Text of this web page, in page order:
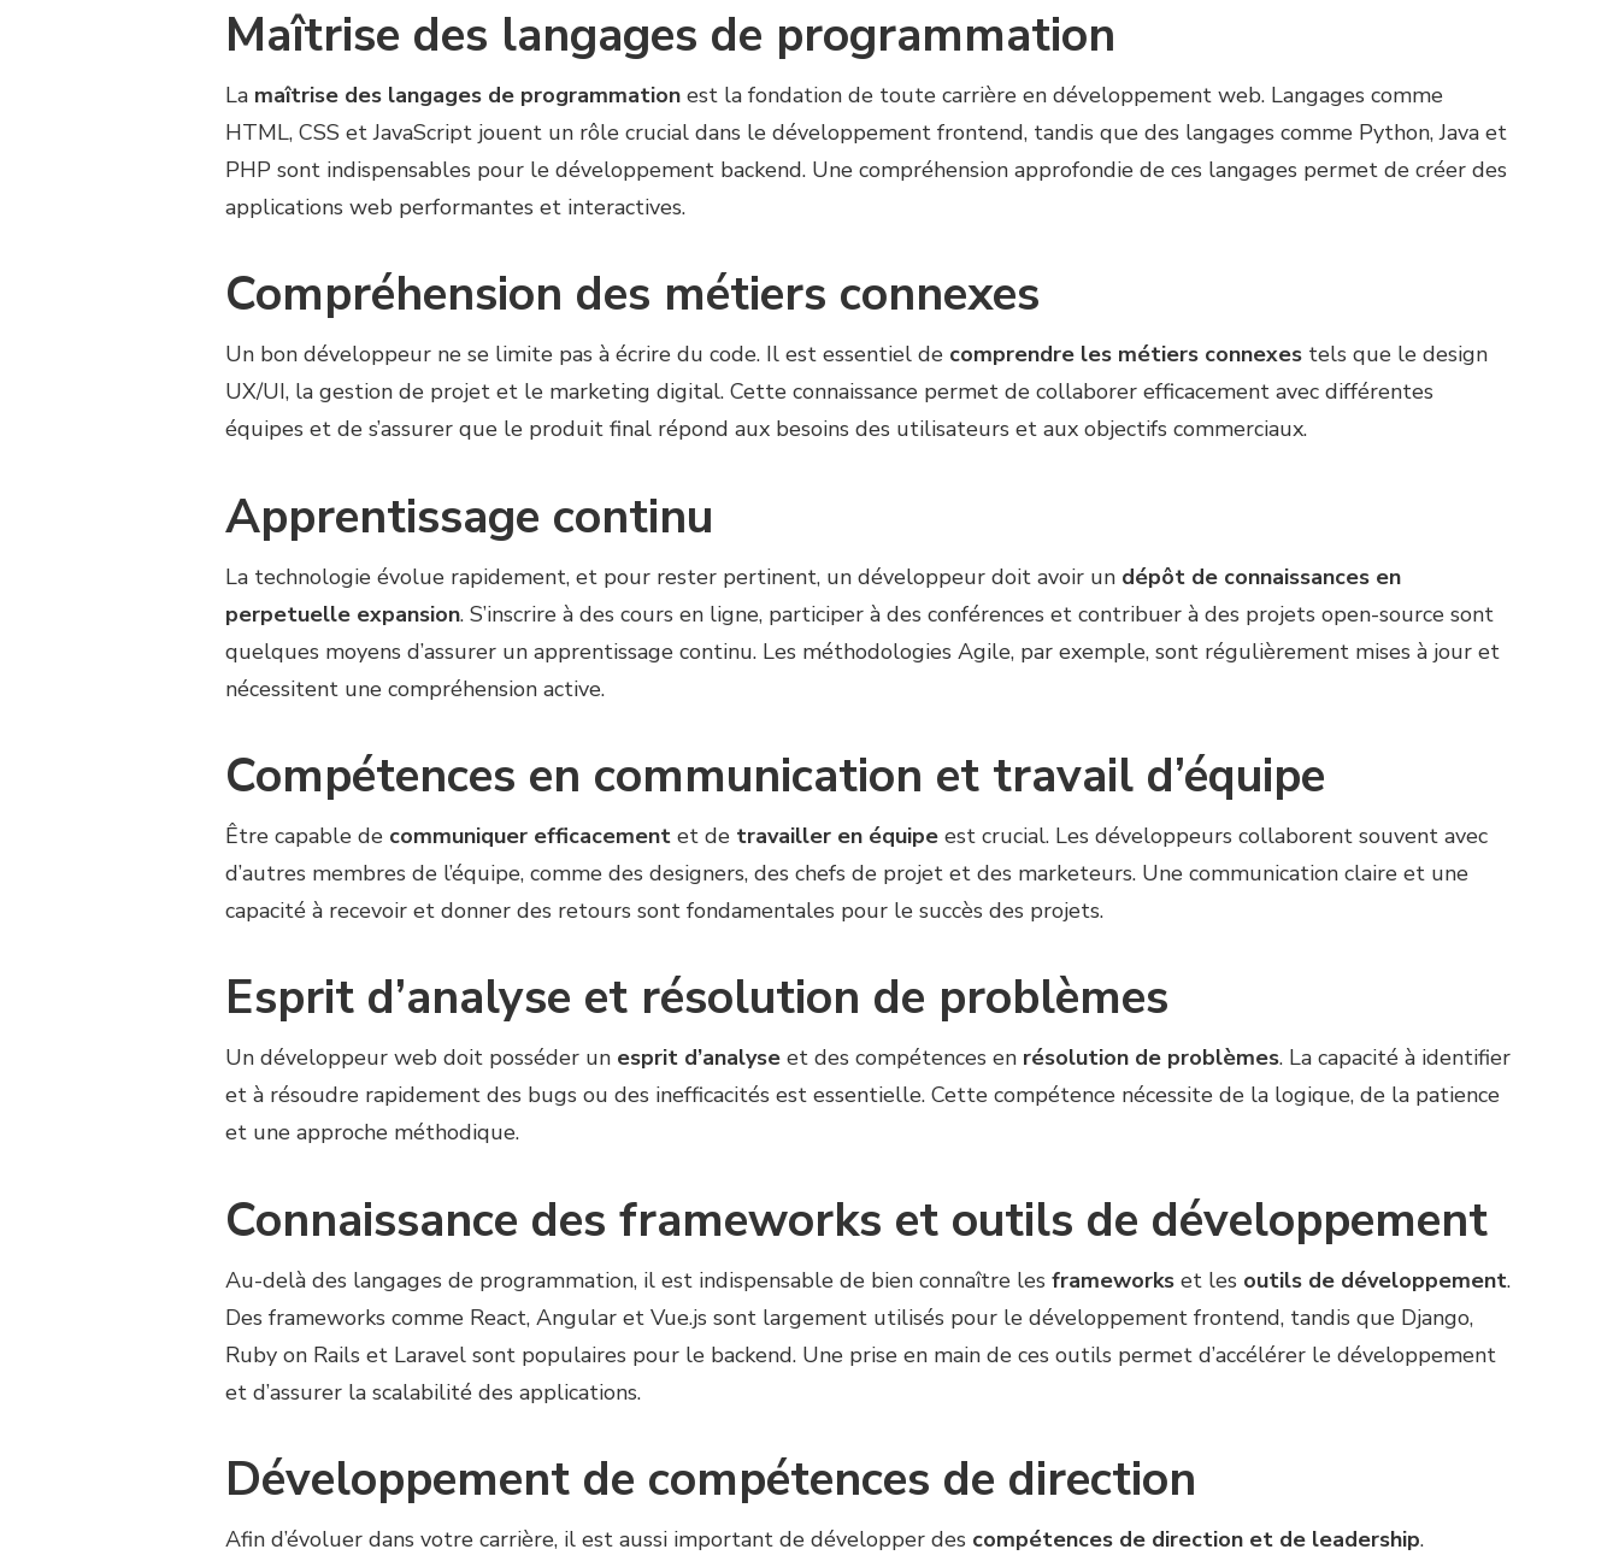
Maîtrise des langages de programmation
La maîtrise des langages de programmation est la fondation de toute carrière en développement web. Langages comme
HTML, CSS et JavaScript jouent un rôle crucial dans le développement frontend, tandis que des langages comme Python, Java et
PHP sont indispensables pour le développement backend. Une compréhension approfondie de ces langages permet de créer des
applications web performantes et interactives.
Compréhension des métiers connexes
Un bon développeur ne se limite pas à écrire du code. Il est essentiel de comprendre les métiers connexes tels que le design
UX/UI, la gestion de projet et le marketing digital. Cette connaissance permet de collaborer efficacement avec différentes
équipes et de s’assurer que le produit final répond aux besoins des utilisateurs et aux objectifs commerciaux.
Apprentissage continu
La technologie évolue rapidement, et pour rester pertinent, un développeur doit avoir un dépôt de connaissances en
perpetuelle expansion. S’inscrire à des cours en ligne, participer à des conférences et contribuer à des projets open-source sont
quelques moyens d’assurer un apprentissage continu. Les méthodologies Agile, par exemple, sont régulièrement mises à jour et
nécessitent une compréhension active.
Compétences en communication et travail d’équipe
Être capable de communiquer efficacement et de travailler en équipe est crucial. Les développeurs collaborent souvent avec
d’autres membres de l’équipe, comme des designers, des chefs de projet et des marketeurs. Une communication claire et une
capacité à recevoir et donner des retours sont fondamentales pour le succès des projets.
Esprit d’analyse et résolution de problèmes
Un développeur web doit posséder un esprit d’analyse et des compétences en résolution de problèmes. La capacité à identifier
et à résoudre rapidement des bugs ou des inefficacités est essentielle. Cette compétence nécessite de la logique, de la patience
et une approche méthodique.
Connaissance des frameworks et outils de développement
Au-delà des langages de programmation, il est indispensable de bien connaître les frameworks et les outils de développement.
Des frameworks comme React, Angular et Vue.js sont largement utilisés pour le développement frontend, tandis que Django,
Ruby on Rails et Laravel sont populaires pour le backend. Une prise en main de ces outils permet d’accélérer le développement
et d’assurer la scalabilité des applications.
Développement de compétences de direction
Afin d’évoluer dans votre carrière, il est aussi important de développer des compétences de direction et de leadership.